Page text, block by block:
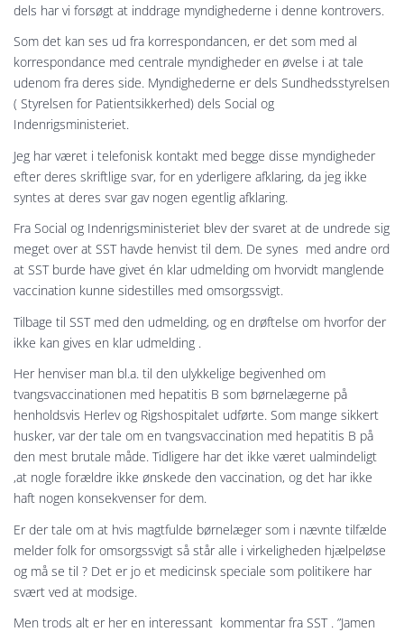
dels har vi forsøgt at inddrage myndighederne i denne kontrovers.
Som det kan ses ud fra korrespondancen, er det som med al
korrespondance med centrale myndigheder en øvelse i at tale
udenom fra deres side. Myndighederne er dels Sundhedsstyrelsen
( Styrelsen for Patientsikkerhed) dels Social og
Indenrigsministeriet.
Jeg har været i telefonisk kontakt med begge disse myndigheder
efter deres skriftlige svar, for en yderligere afklaring, da jeg ikke
syntes at deres svar gav nogen egentlig afklaring.
Fra Social og Indenrigsministeriet blev der svaret at de undrede sig
meget over at SST havde henvist til dem. De synes med andre ord
at SST burde have givet én klar udmelding om hvorvidt manglende
vaccination kunne sidestilles med omsorgssvigt.
Tilbage til SST med den udmelding, og en drøftelse om hvorfor der
ikke kan gives en klar udmelding .
Her henviser man bl.a. til den ulykkelige begivenhed om
tvangsvaccinationen med hepatitis B som børnelægerne på
henholdsvis Herlev og Rigshospitalet udførte. Som mange sikkert
husker, var der tale om en tvangsvaccination med hepatitis B på
den mest brutale måde. Tidligere har det ikke været ualmindeligt
,at nogle forældre ikke ønskede den vaccination, og det har ikke
haft nogen konsekvenser for dem.
Er der tale om at hvis magtfulde børnelæger som i nævnte tilfælde
melder folk for omsorgssvigt så står alle i virkeligheden hjælpeløse
og må se til ? Det er jo et medicinsk speciale som politikere har
svært ved at modsige.
Men trods alt er her en interessant kommentar fra SST . ”Jamen